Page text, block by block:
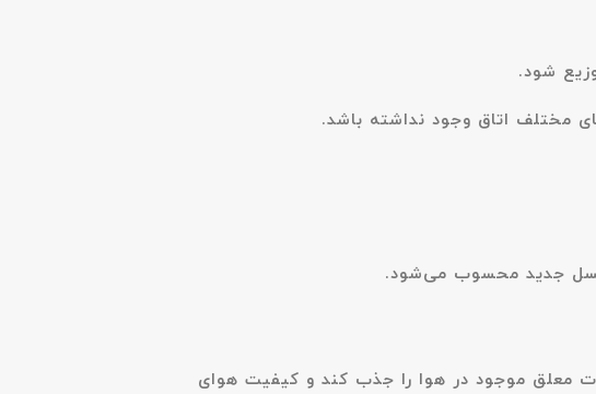
شود.
اتاق وجود نداشته باشد.
نسل جدید محسوب می‌شود.
معلق موجود در هوا را جذب کند و کیفیت هوای